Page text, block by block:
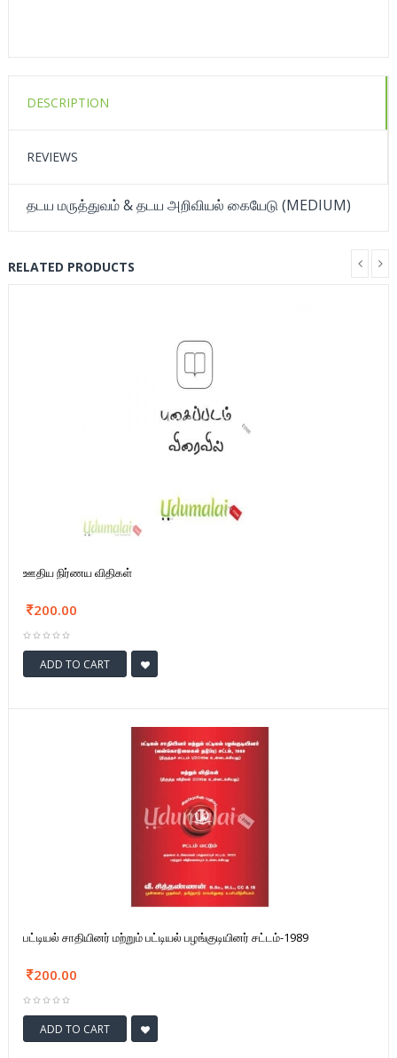
DESCRIPTION
REVIEWS
தடய மருத்துவம் & தடய அறிவியல் கையேடு (MEDIUM)
RELATED PRODUCTS
ஊதிய நிர்ணய விதிகள்
200.00
ADD TO CART
பட்டியல் சாதியினர் மற்றும் பட்டியல் பழங்குடியினர் சட்டம்-1989
200.00
ADD TO CART